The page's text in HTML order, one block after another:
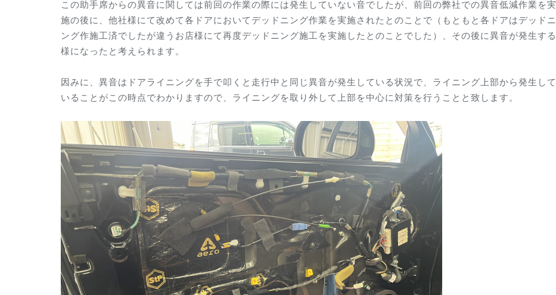
この助手席からの異音に関しては前回の作業の際には発生していない音でしたが、前回の弊社での異音低減作業を実
施の後に、他社様にて改めて各ドアにおいてデッドニング作業を実施されたとのことで（もともと各ドアはデッドニ
ング作施工済でしたが違うお店様にて再度デッドニング施工を実施したとのことでした）、その後に異音が発生する
様になったと考えられます。
因みに、異音はドアライニングを手で叩くと走行中と同じ異音が発生している状況で、ライニング上部から発生して
いることがこの時点でわかりますので、ライニングを取り外して上部を中心に対策を行うことと致します。